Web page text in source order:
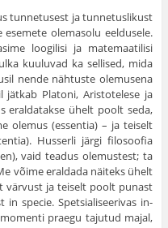
tunnetusest ja tunnetusli­kust
olemasolu eeldu­sele.
loogilisi ja matemaatilisi
kuuluvad ka sellised, mida
nende nähtuste olemusena
jätkab Platoni, Aristotelese ja
eraldatakse ühelt poolt seda,
olemus (essentia) – ja teiselt
Husserli järgi filosoofia
vaid teadus olemustest; ta
võime eraldada näiteks ühelt
värvust ja teiselt poolt punast
specie. Spetsialiseerivas in­
praegu tajutud majal,